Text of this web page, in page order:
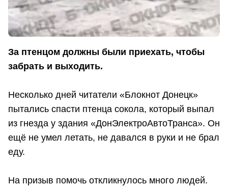
За птенцом должны были приехать, чтобы
забрать и выходить.
Несколько дней читатели «Блокнот Донецк»
пытались спасти птенца сокола, который выпал
из гнезда у здания «ДонЭлектроАвтоТранса». Он
ещё не умел летать, не давался в руки и не брал
еду.
На призыв помочь откликнулось много людей.